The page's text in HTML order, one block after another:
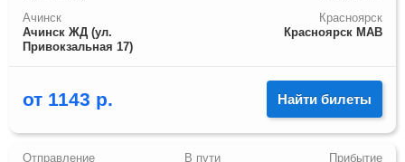
Ачинск
Ачинск ЖД (ул.
Привокзальная 17)
Красноярск
Красноярск МАВ
от 1143 р. Найти билеты